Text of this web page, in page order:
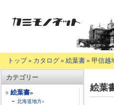
トップ» カタログ » 絵葉書 » 甲信越
カテゴリー
絵葉書»
北海道地方»
品
の
絵葉